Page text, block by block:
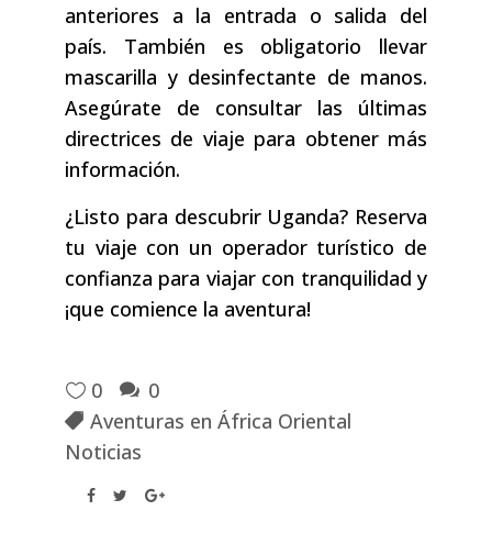
anteriores a la entrada o salida del
país. También es obligatorio llevar
mascarilla y desinfectante de manos.
Asegúrate de consultar las últimas
directrices de viaje para obtener más
información.
¿Listo para descubrir Uganda? Reserva
tu viaje con un operador turístico de
confianza para viajar con tranquilidad y
¡que comience la aventura!
0
0
Aventuras en África Oriental
Noticias